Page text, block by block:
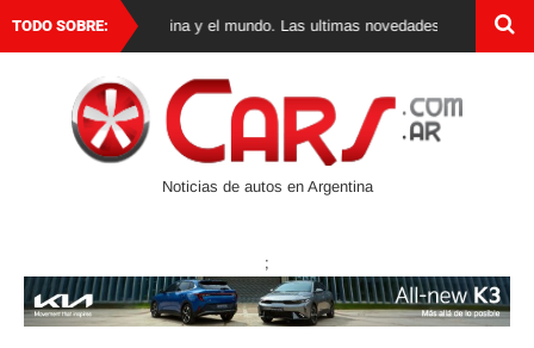
TODO SOBRE:
0 km en Argentina y el mundo. Las ultimas novedades, lanzamientos y
Noticias de autos en Argentina
;